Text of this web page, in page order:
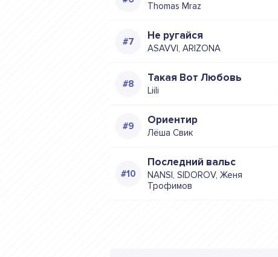
Thomas Mraz
Не ругайся
ASAVVI, ARIZONA
Такая Вот Любовь
Liili
Ориентир
Лёша Свик
Последний вальс
NANSI, SIDOROV, Женя
Трофимов